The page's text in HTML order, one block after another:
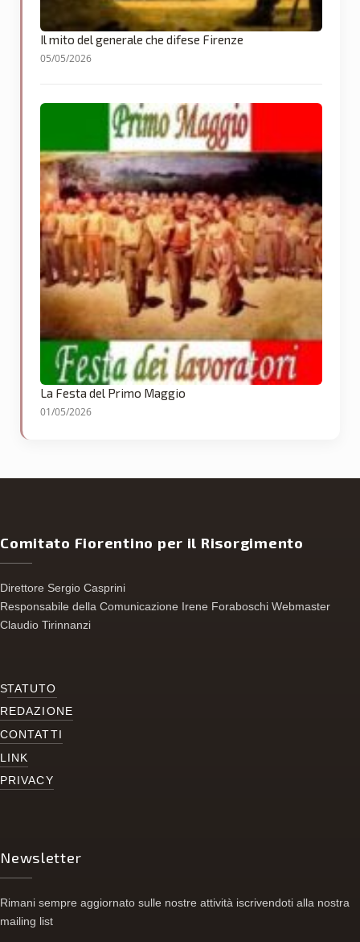
Il mito del generale che difese Firenze
05/05/2026
La Festa del Primo Maggio
01/05/2026
Comitato Fiorentino per il Risorgimento
Direttore Sergio Casprini
Responsabile della Comunicazione Irene Foraboschi Webmaster
Claudio Tirinnanzi
STATUTO
REDAZIONE
CONTATTI
LINK
PRIVACY
Newsletter
Rimani sempre aggiornato sulle nostre attività iscrivendoti alla nostra
mailing list